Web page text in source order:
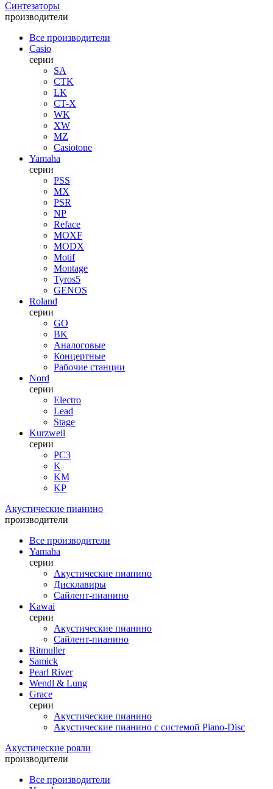
Синтезаторы
производители
Все производители
Casio
серии
SA
CTK
LK
CT-X
WK
XW
MZ
Casiotone
Yamaha
серии
PSS
MX
PSR
NP
Reface
MOXF
MODX
Motif
Montage
Tyros5
GENOS
Roland
серии
GO
BK
Аналоговые
Концертные
Рабочие станции
Nord
серии
Electro
Lead
Stage
Kurzweil
серии
PC3
K
KM
KP
Акустические пианино
производители
Все производители
Yamaha
серии
Акустические пианино
Дисклавиры
Сайлент-пианино
Kawai
серии
Акустические пианино
Сайлент-пианино
Ritmuller
Samick
Pearl River
Wendl & Lung
Grace
серии
Акустические пианино
Акустические пианино с системой Piano-Disc
Акустические рояли
производители
Все производители